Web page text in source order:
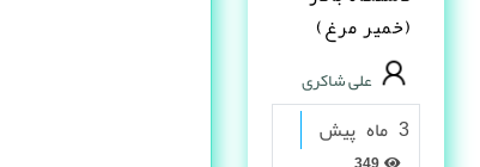
(خمیر مرغ)
علی شاکری
3 ماه پیش